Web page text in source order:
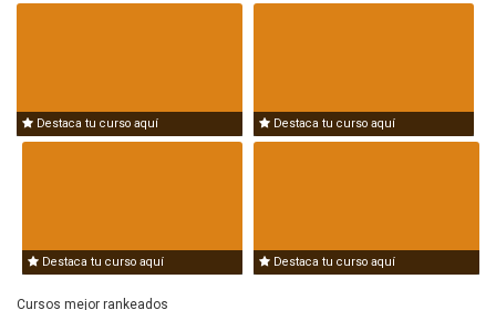
Destaca tu curso aquí Destaca tu curso aquí
Destaca tu curso aquí Destaca tu curso aquí
Cursos mejor rankeados